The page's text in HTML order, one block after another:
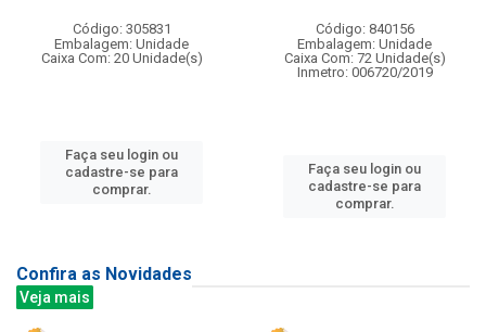
Código: 305831
Embalagem: Unidade
Caixa Com: 20 Unidade(s)
Faça seu login ou
cadastre-se para
comprar.
Código: 840156
Embalagem: Unidade
Caixa Com: 72 Unidade(s)
Inmetro: 006720/2019
Faça seu login ou
cadastre-se para
comprar.
Confira as Novidades
Veja mais